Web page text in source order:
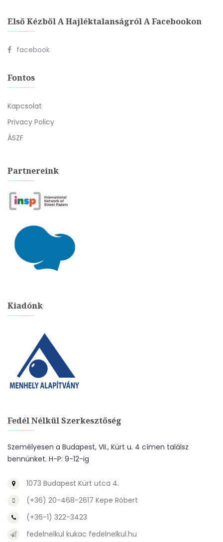
Első Kézből A Hajléktalanságról A Facebookon
facebook
Fontos
Kapcsolat
Privacy Policy
ÁSZF
Partnereink
Kiadónk
Fedél Nélkül Szerkesztőség
Személyesen a Budapest, VII., Kürt u. 4 címen találsz
bennünket. H-P: 9-12-ig
1073 Budapest Kürt utca 4.
(+36) 20-468-2617 Kepe Róbert
(+36-1) 322-3423
fedelnelkul kukac fedelnelkul.hu